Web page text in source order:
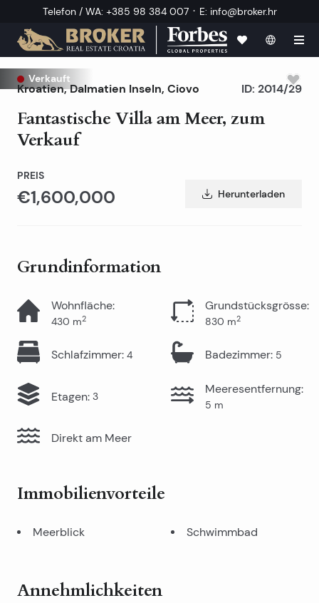
Telefon / WA: +385 98 384 007 · E: info@broker.hr
Verkauft
Kroatien,Dalmatien Inseln, Ciovo
Fantastische Villa am Meer, zum
Verkauf
ID: 2014/29
PREIS
€1,600,000 Herunterladen
Grundinformation
Wohnfläche:
430 m2
Grundstücksgrösse:
830 m2
Schlafzimmer: 4 Badezimmer: 5
Etagen: 3
Meeresentfernung:
5 m
Direkt am Meer
Immobilienvorteile
Meerblick Schwimmbad
Annehmlichkeiten